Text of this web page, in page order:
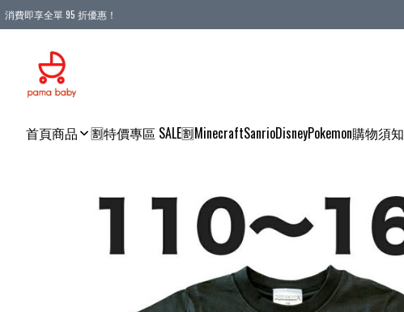
消費即享全單 95 折優惠！
首頁商品 🈹特價專區 SALE🈹MinecraftSanrioDisneyPokemon購物須知